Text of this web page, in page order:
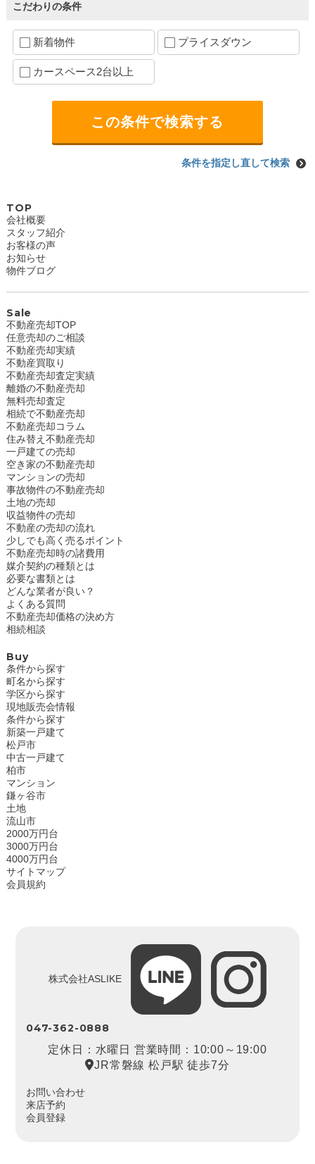
こだわりの条件
新着物件 プライスダウン
カースペース2台以上
条件を指定し直して検索
TOP
会社概要
スタッフ紹介
お客様の声
お知らせ
物件ブログ
Sale
不動産売却TOP
任意売却のご相談
不動産売却実績
不動産買取り
不動産売却査定実績
離婚の不動産売却
無料売却査定
相続で不動産売却
不動産売却コラム
住み替え不動産売却
一戸建ての売却
空き家の不動産売却
マンションの売却
事故物件の不動産売却
土地の売却
収益物件の売却
不動産の売却の流れ
少しでも高く売るポイント
不動産売却時の諸費用
媒介契約の種類とは
必要な書類とは
どんな業者が良い？
よくある質問
不動産売却価格の決め方
相続相談
Buy
条件から探す
町名から探す
学区から探す
現地販売会情報
条件から探す
新築一戸建て
松戸市
中古一戸建て
柏市
マンション
鎌ヶ谷市
土地
流山市
2000万円台
3000万円台
4000万円台
サイトマップ
会員規約
株式会社ASLIKE
047-362-0888
定休日：水曜日 営業時間：10:00～19:00
JR常磐線 松戸駅 徒歩7分
お問い合わせ
来店予約
会員登録